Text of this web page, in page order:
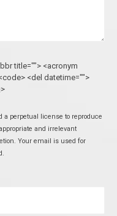
title=""> <acronym
<del datetime="">
a perpetual license to reproduce
and irrelevant
Your email is used for